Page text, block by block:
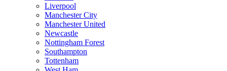
Liverpool
Manchester City
Manchester United
Newcastle
Nottingham Forest
Southampton
Tottenham